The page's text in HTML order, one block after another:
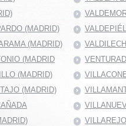
(MADRID)
(MADRID)
(MADRID
(MADRID)
(MADRID)